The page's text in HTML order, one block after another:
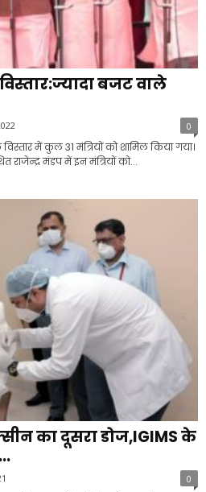
बजट वाले
0
में कुल 31 मंत्रियों को शामिल किया गया।
राजेन्द्र मंडप में इन मंत्रियों को...
का दूसरा डोज,IGIMS के
0